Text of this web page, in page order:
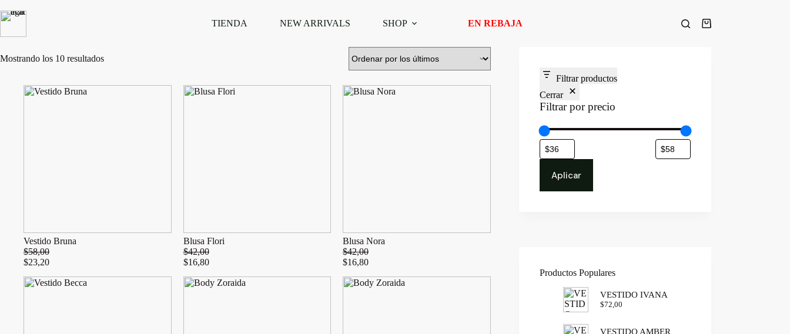
al
TIENDA NEW ARRIVALS SHOP EN REBAJA
Carro
Mostrando los 10 resultadosOrdenado
Vestido Bruna
$58,00
$23,20
Blusa Flori
$42,00
$16,80
Blusa Nora
$42,00
$16,80
Filtrar productos
Cerrar
Filtrar por precio
Aplicar
Productos Populares
VESTIDO IVANA
$72,00
VESTIDO AMBER